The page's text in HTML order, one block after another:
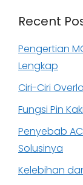
Recent
Pengertian
Lengkap
Ciri-Ciri
Fungsi Pin
Penyebab
Solusinya
Kelebihan